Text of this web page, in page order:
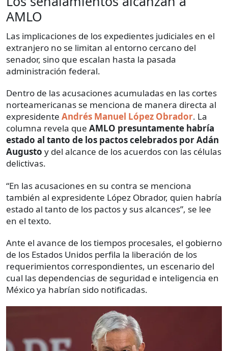
AMLO
Las implicaciones de los expedientes judiciales en el
extranjero no se limitan al entorno cercano del
senador, sino que escalan hasta la pasada
administración federal.
Dentro de las acusaciones acumuladas en las cortes
norteamericanas se menciona de manera directa al
expresidente Andrés Manuel López Obrador. La
columna revela que AMLO presuntamente habría
estado al tanto de los pactos celebrados por Adán
Augusto y del alcance de los acuerdos con las células
delictivas.
“En las acusaciones en su contra se menciona
también al expresidente López Obrador, quien habría
estado al tanto de los pactos y sus alcances”, se lee
en el texto.
Ante el avance de los tiempos procesales, el gobierno
de los Estados Unidos perfila la liberación de los
requerimientos correspondientes, un escenario del
cual las dependencias de seguridad e inteligencia en
México ya habrían sido notificadas.